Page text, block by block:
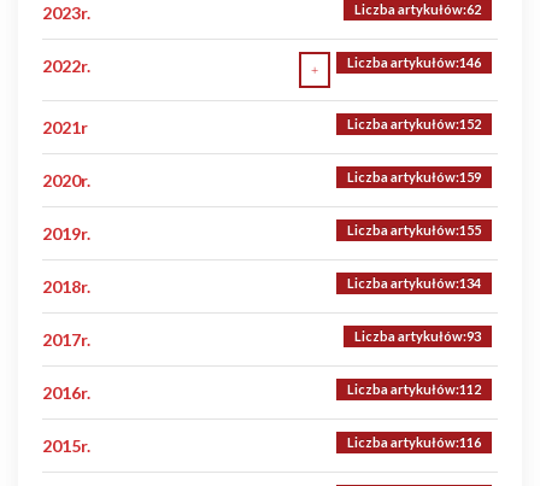
2023r. Liczba artykułów:62
2022r. Liczba artykułów:146
Kamionka Liczba artykułów:1
2021r Liczba artykułów:152
2020r. Liczba artykułów:159
2019r. Liczba artykułów:155
2018r. Liczba artykułów:134
2017r. Liczba artykułów:93
2016r. Liczba artykułów:112
2015r. Liczba artykułów:116